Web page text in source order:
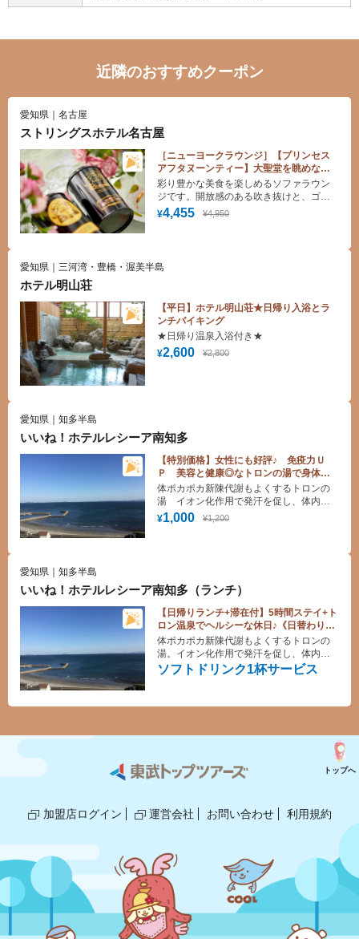
近隣のおすすめクーポン
愛知県｜名古屋
ストリングスホテル名古屋
［ニューヨークラウンジ］【プリンセス
アフタヌーンティー】大聖堂を眺めなが
ら優雅なひとときを＜平日＞
¥4,455 ¥4,950
彩り豊かな美食を楽しめるソファラウン
ジです。開放感のある吹き抜けと、ゴー
ジャスなシャンデリアが皆様をお出迎え
いたします。上質なソファでおくつろぎ
愛知県｜三河湾・豊橋・渥美半島
ホテル明山荘
【平日】ホテル明山荘★日帰り入浴とラ
ンチバイキング
¥2,600 ¥2,800
★日帰り温泉入浴付き★
愛知県｜知多半島
いいね！ホテルレシーア南知多
【特別価格】女性にも好評♪ 免疫力Ｕ
Ｐ 美容と健康◎なトロンの湯で身体の
芯までほっこり♪
¥1,000 ¥1,200
体ポカポカ新陳代謝もよくするトロンの
湯 イオン化作用で発汗を促し、体内か
ら老廃物を出せば体もリフレッシュ！
愛知県｜知多半島
いいね！ホテルレシーア南知多（ランチ）
【日帰りランチ+滞在付】5時間ステイ+ト
ロン温泉でヘルシーな休日♪《日替わりラ
ンチ》ソフトドリンク1杯サービス
ソフトドリンク1杯サービス
体ポカポカ新陳代謝もよくするトロンの
湯。イオン化作用で発汗を促し、体内か
ら老廃物を出せば心も体もリフレッシ
加盟店ログイン 運営会社 お問い合わせ 利用規約
トップへ